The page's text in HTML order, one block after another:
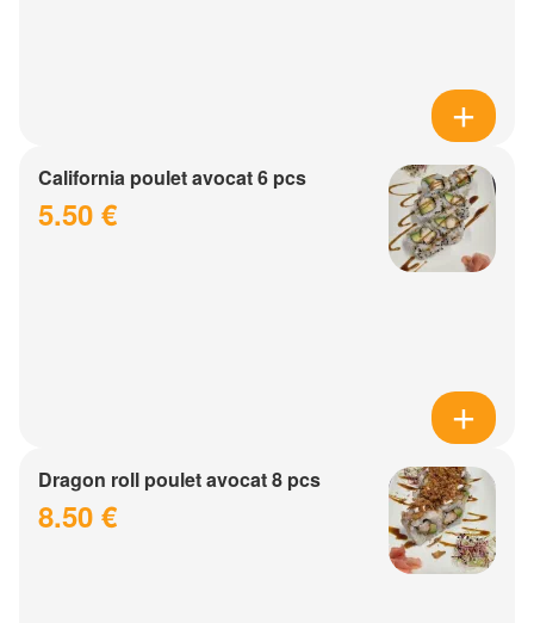
California poulet avocat 6 pcs
5.50 €
Dragon roll poulet avocat 8 pcs
8.50 €